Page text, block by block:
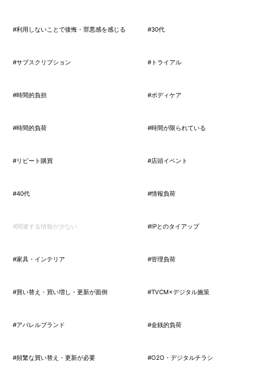
#利用しないことで後悔・罪悪感を感じる #30代
#サブスクリプション #トライアル
#時間的負担 #ボディケア
#時間的負荷 #時間が限られている
#リピート購買 #店頭イベント
#40代 #情報負荷
#関連する情報が少ない #IPとのタイアップ
#家具・インテリア #管理負荷
#買い替え・買い増し・更新が面倒 #TVCM×デジタル施策
#アパレルブランド #金銭的負荷
#頻繁な買い替え・更新が必要 #O2O・デジタルチラシ